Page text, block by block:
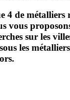
4 de métalliers
vous
sur les
les